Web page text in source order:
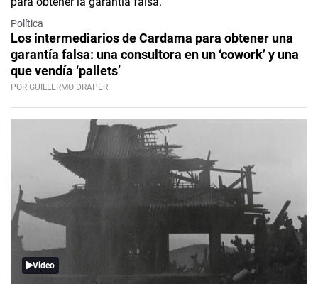
Política
Los intermediarios de Cardama para obtener una
garantía falsa: una consultora en un ‘cowork’ y una
que vendía ‘pallets’
POR GUILLERMO DRAPER
Video